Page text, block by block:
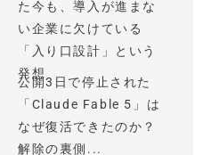
た今も、導入が進まな
い企業に欠けている
「入り口設計」という
発想
公開3日で停止された
「Claude Fable 5」は
なぜ復活できたのか？
解除の裏側...